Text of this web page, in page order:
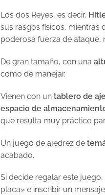
Los dos Reyes, es decir,
sus rasgos físicos, mientras
poderosa fuerza de ataque,
De gran tamaño, con una
como de manejar.
Vienen con un tablero de
espacio de
que resulta muy práctico
Un juego de ajedrez de
acabado.
Si decide regalar este
placa» e inscribir un